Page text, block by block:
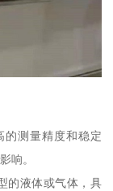
的测量精度和稳定
响。
的液体或气体，具